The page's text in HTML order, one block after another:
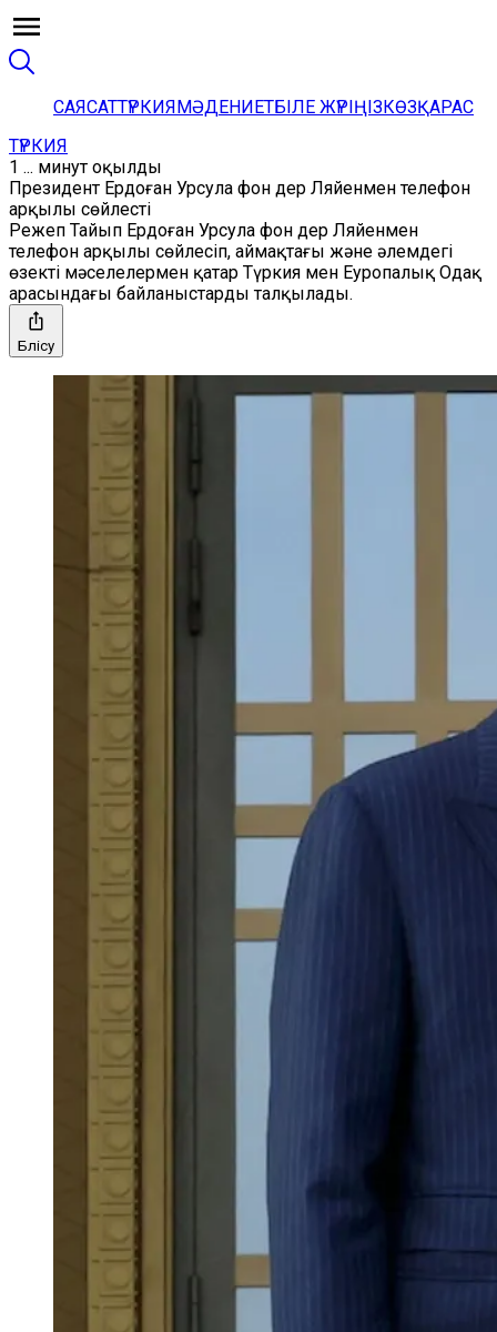
САЯСАТТҮРКИЯМӘДЕНИЕТБІЛЕ ЖҮРІҢІЗКӨЗҚАРАС
ТҮРКИЯ
1 ... минут оқылды
Президент Ердоған Урсула фон дер Ляйенмен телефон
арқылы сөйлесті
Режеп Тайып Ердоған Урсула фон дер Ляйенмен
телефон арқылы сөйлесіп, аймақтағы және әлемдегі
өзекті мәселелермен қатар Түркия мен Еуропалық Одақ
арасындағы байланыстарды талқылады.
Бөлісу